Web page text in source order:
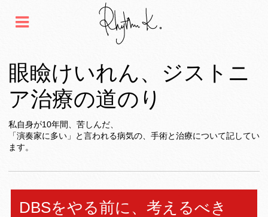
眼瞼けいれん、ジストニ
ア治療の道のり
私自身が10年間、苦しんだ、
「演奏家に多い」と言われる病気の、手術と治療について記してい
ます。
DBSをやる前に、考えるべき